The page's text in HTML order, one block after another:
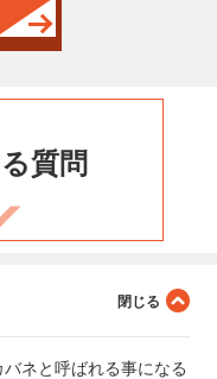
質問
ネと呼ばれる事になる